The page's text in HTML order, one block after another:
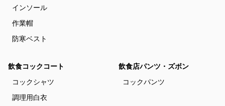
インソール
作業帽
防寒ベスト
飲食コックコート
コックシャツ
調理用白衣
飲食店パンツ・ズボン
コックパンツ